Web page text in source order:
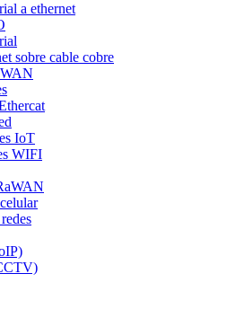
a ethernet
sobre cable cobre
IoT
WIFI